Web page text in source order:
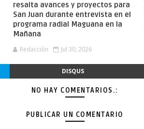
resalta avances y proyectos para
San Juan durante entrevista en el
programa radial Maguana en la
Mañana
Redacción Jul 30, 2026
DISQUS
NO HAY COMENTARIOS.:
PUBLICAR UN COMENTARIO